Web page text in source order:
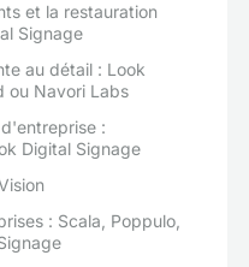
et la restauration
Signage
au détail : Look
ou Navori Labs
:
Digital Signage
: Scala, Poppulo,